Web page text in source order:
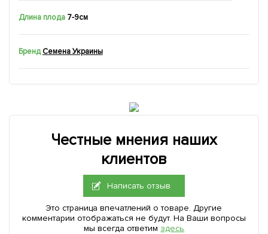
Длина плода 7-9см
Бренд Семена Украины
Честные мнения наших
клиентов
Написать отзыв
Это страница впечатлений о товаре. Другие
комментарии отображаться не будут. На Ваши вопросы
мы всегда ответим здесь